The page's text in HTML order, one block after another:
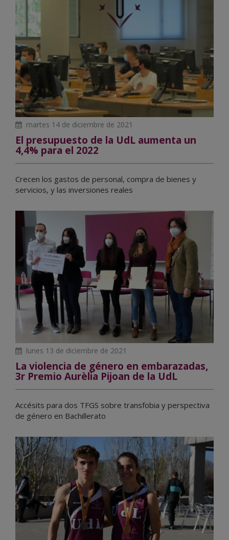
martes 14 de diciembre de 2021
El presupuesto de la UdL aumenta un
4,4% para el 2022
Crecen los gastos de personal, compra de bienes y
servicios, y las inversiones reales
lunes 13 de diciembre de 2021
La violencia de género en embarazadas,
3r Premio Aurèlia Pijoan de la UdL
Accésits para dos TFGS sobre transfobia y perspectiva
de género en Bachillerato